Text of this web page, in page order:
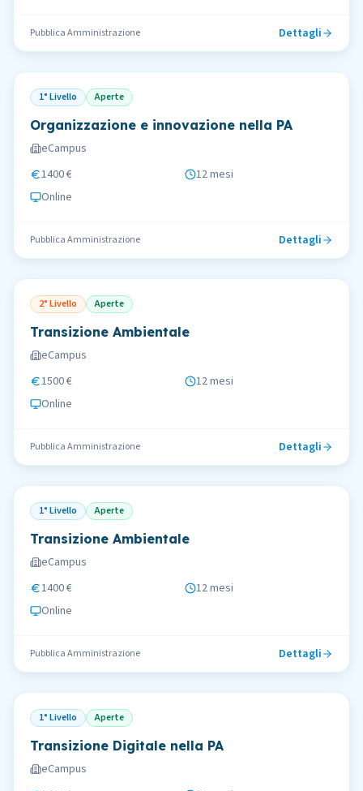
Pubblica Amministrazione Dettagli
1° Livello Aperte
Organizzazione e innovazione nella PA
eCampus
1400 €
12 mesi
Online
Pubblica Amministrazione Dettagli
2° Livello Aperte
Transizione Ambientale
eCampus
1500 €
12 mesi
Online
Pubblica Amministrazione Dettagli
1° Livello Aperte
Transizione Ambientale
eCampus
1400 €
12 mesi
Online
Pubblica Amministrazione Dettagli
1° Livello Aperte
Transizione Digitale nella PA
eCampus